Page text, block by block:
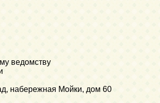
ведомству
набережная Мойки, дом 60